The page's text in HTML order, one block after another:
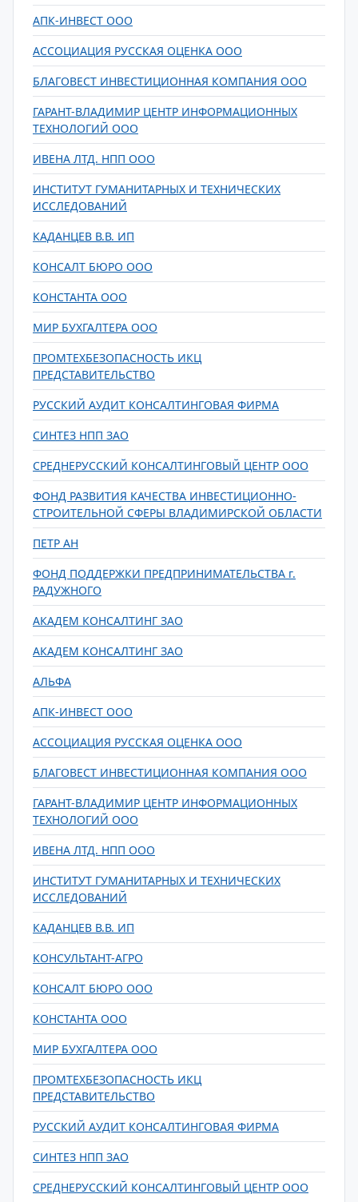
АПК-ИНВЕСТ ООО
АССОЦИАЦИЯ РУССКАЯ ОЦЕНКА ООО
БЛАГОВЕСТ ИНВЕСТИЦИОННАЯ КОМПАНИЯ ООО
ГАРАНТ-ВЛАДИМИР ЦЕНТР ИНФОРМАЦИОННЫХ
ТЕХНОЛОГИЙ ООО
ИВЕНА ЛТД. НПП ООО
ИНСТИТУТ ГУМАНИТАРНЫХ И ТЕХНИЧЕСКИХ
ИССЛЕДОВАНИЙ
КАДАНЦЕВ В.В. ИП
КОНСАЛТ БЮРО ООО
КОНСТАНТА ООО
МИР БУХГАЛТЕРА ООО
ПРОМТЕХБЕЗОПАСНОСТЬ ИКЦ
ПРЕДСТАВИТЕЛЬСТВО
РУССКИЙ АУДИТ КОНСАЛТИНГОВАЯ ФИРМА
СИНТЕЗ НПП ЗАО
СРЕДНЕРУССКИЙ КОНСАЛТИНГОВЫЙ ЦЕНТР ООО
ФОНД РАЗВИТИЯ КАЧЕСТВА ИНВЕСТИЦИОННО-
СТРОИТЕЛЬНОЙ СФЕРЫ ВЛАДИМИРСКОЙ ОБЛАСТИ
ПЕТР АН
ФОНД ПОДДЕРЖКИ ПРЕДПРИНИМАТЕЛЬСТВА г.
РАДУЖНОГО
АКАДЕМ КОНСАЛТИНГ ЗАО
АКАДЕМ КОНСАЛТИНГ ЗАО
АЛЬФА
АПК-ИНВЕСТ ООО
АССОЦИАЦИЯ РУССКАЯ ОЦЕНКА ООО
БЛАГОВЕСТ ИНВЕСТИЦИОННАЯ КОМПАНИЯ ООО
ГАРАНТ-ВЛАДИМИР ЦЕНТР ИНФОРМАЦИОННЫХ
ТЕХНОЛОГИЙ ООО
ИВЕНА ЛТД. НПП ООО
ИНСТИТУТ ГУМАНИТАРНЫХ И ТЕХНИЧЕСКИХ
ИССЛЕДОВАНИЙ
КАДАНЦЕВ В.В. ИП
КОНСУЛЬТАНТ-АГРО
КОНСАЛТ БЮРО ООО
КОНСТАНТА ООО
МИР БУХГАЛТЕРА ООО
ПРОМТЕХБЕЗОПАСНОСТЬ ИКЦ
ПРЕДСТАВИТЕЛЬСТВО
РУССКИЙ АУДИТ КОНСАЛТИНГОВАЯ ФИРМА
СИНТЕЗ НПП ЗАО
СРЕДНЕРУССКИЙ КОНСАЛТИНГОВЫЙ ЦЕНТР ООО